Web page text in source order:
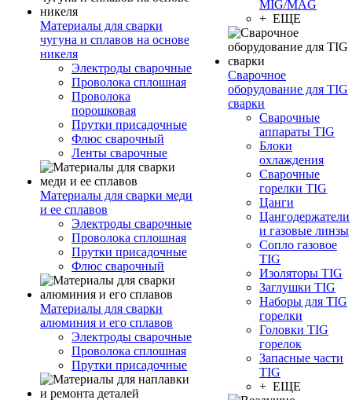
Материалы для сварки
чугуна и сплавов на основе
никеля
Электроды сварочные
Проволока сплошная
Проволока
порошковая
Прутки присадочные
Флюс сварочный
Ленты сварочные
Материалы для сварки меди
и ее сплавов
Электроды сварочные
Проволока сплошная
Прутки присадочные
Флюс сварочный
Материалы для сварки
алюминия и его сплавов
Электроды сварочные
Проволока сплошная
Прутки присадочные
MIG/MAG
+ ЕЩЕ
Сварочное
оборудование для TIG
сварки
Сварочные
аппараты TIG
Блоки
охлаждения
Сварочные
горелки TIG
Цанги
Цангодержатели
и газовые линзы
Сопло газовое
TIG
Изоляторы TIG
Заглушки TIG
Наборы для TIG
горелки
Головки TIG
горелок
Запасные части
TIG
+ ЕЩЕ